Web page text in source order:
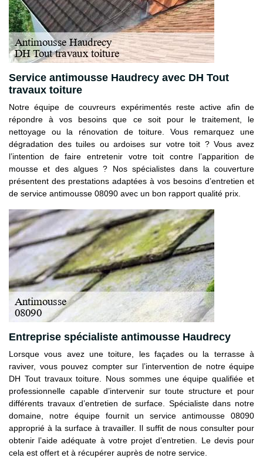
Service antimousse Haudrecy avec DH Tout
travaux toiture
Notre équipe de couvreurs expérimentés reste active afin de
répondre à vos besoins que ce soit pour le traitement, le
nettoyage ou la rénovation de toiture. Vous remarquez une
dégradation des tuiles ou ardoises sur votre toit ? Vous avez
l’intention de faire entretenir votre toit contre l’apparition de
mousse et des algues ? Nos spécialistes dans la couverture
présentent des prestations adaptées à vos besoins d’entretien et
de service antimousse 08090 avec un bon rapport qualité prix.
Entreprise spécialiste antimousse Haudrecy
Lorsque vous avez une toiture, les façades ou la terrasse à
raviver, vous pouvez compter sur l’intervention de notre équipe
DH Tout travaux toiture. Nous sommes une équipe qualifiée et
professionnelle capable d’intervenir sur toute structure et pour
différents travaux d’entretien de surface. Spécialiste dans notre
domaine, notre équipe fournit un service antimousse 08090
approprié à la surface à travailler. Il suffit de nous consulter pour
obtenir l’aide adéquate à votre projet d’entretien. Le devis pour
cela est offert et à récupérer auprès de notre service.